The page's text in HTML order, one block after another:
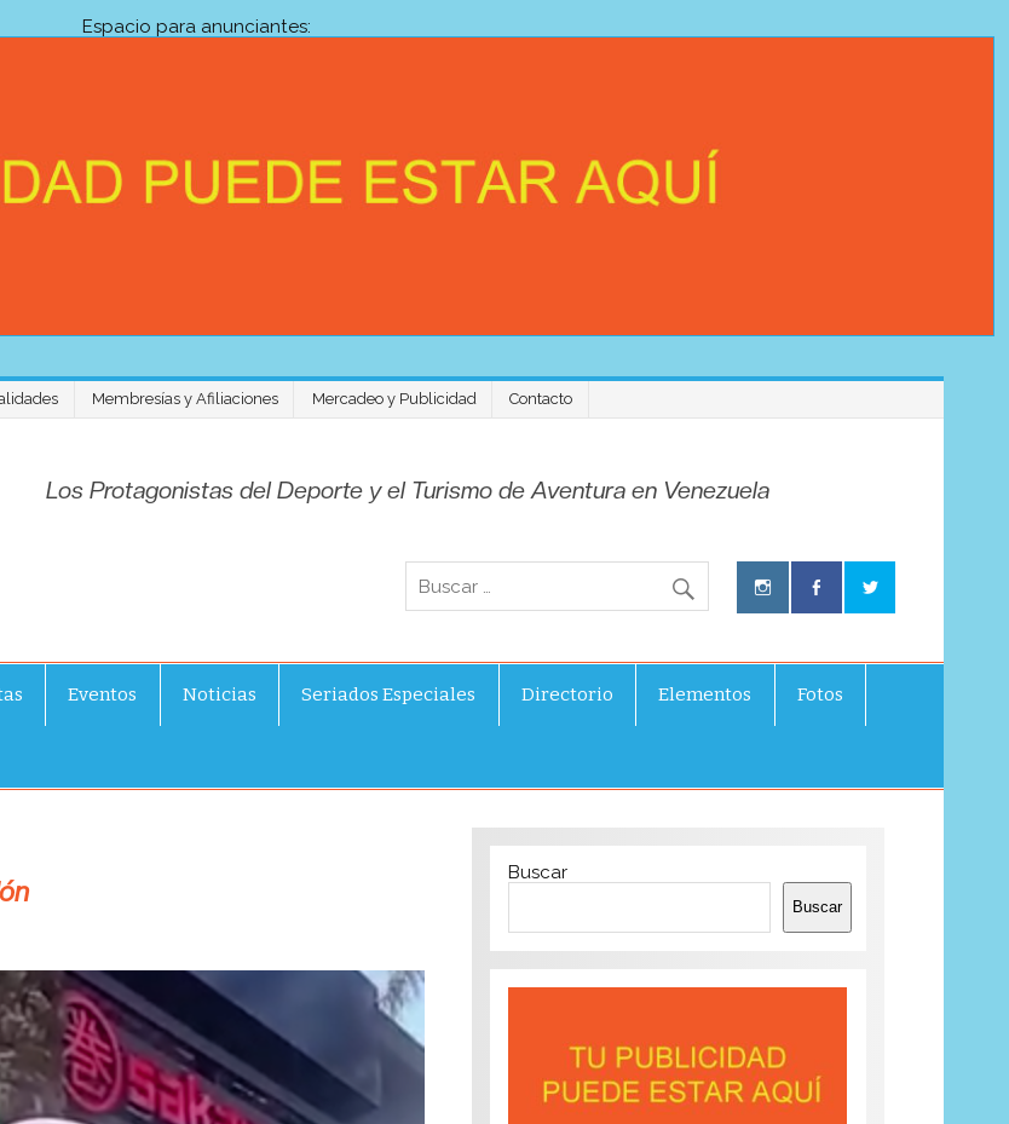
Espacio para anunciantes:
Membresías y Afiliaciones Mercadeo y Publicidad Contacto
Venezuela Aventura Experience
Los Protagonistas del Deporte y el Turismo de Aventura en Venezuela
Eventos Noticias Seriados Especiales Directorio Elementos Fotos
Buscar
Buscar